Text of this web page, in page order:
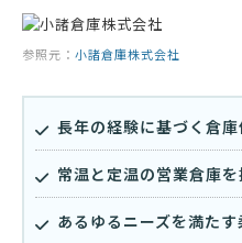
参照元： 小諸倉庫株式会社
長年の経験に基づく倉庫
常温と定温の営業倉庫
あるゆるニーズを満た